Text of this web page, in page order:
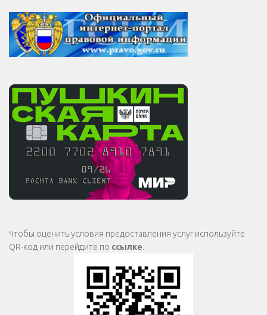
Чтобы оценить условия предоставления услуг используйте
QR-код или перейдите по ссылке.